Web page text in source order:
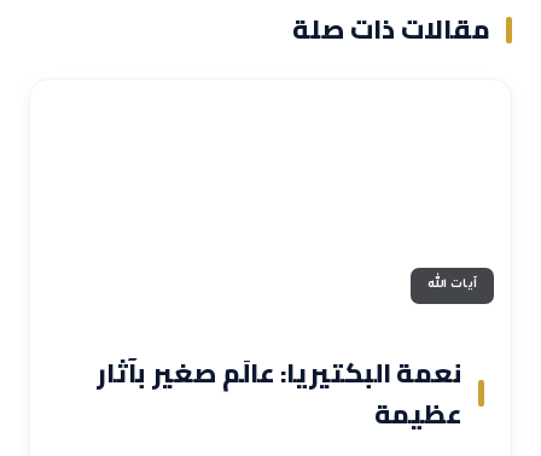
مقالات ذات صلة
آيات الله
نعمة البكتيريا: عالَم صغير بآثار
عظيمة